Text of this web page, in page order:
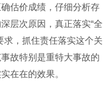
估价成绩，仔细分析存
层次原因，真正落实“全
求，抓住责任落实这个关
故特别是重特大事故的
在在的效果。